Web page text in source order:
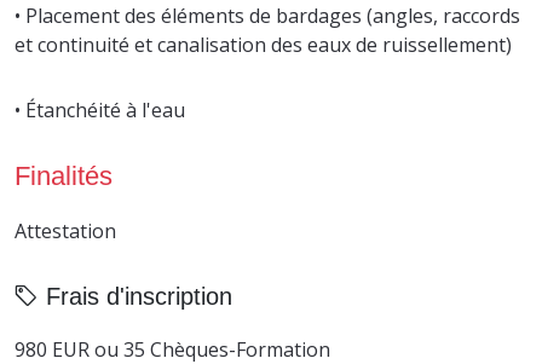
• Placement des éléments de bardages (angles, raccords
et continuité et canalisation des eaux de ruissellement)
• Étanchéité à l'eau
Finalités
Attestation
Frais d'inscription
980 EUR ou 35 Chèques-Formation